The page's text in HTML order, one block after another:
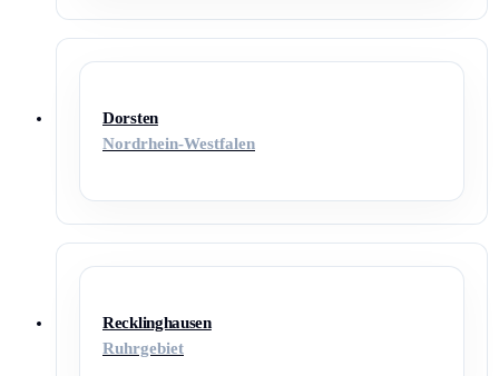
Dorsten
Nordrhein-Westfalen
Recklinghausen
Ruhrgebiet